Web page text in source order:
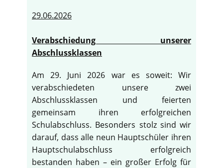
29.06.2026
Verabschiedung unserer
Abschlussklassen
Am 29. Juni 2026 war es soweit: Wir
verabschiedeten unsere zwei
Abschlussklassen und feierten
gemeinsam ihren erfolgreichen
Schulabschluss. Besonders stolz sind wir
darauf, dass alle neun Hauptschüler ihren
Hauptschulabschluss erfolgreich
bestanden haben – ein großer Erfolg für